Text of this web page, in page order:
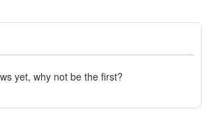
yet, why not be the first?